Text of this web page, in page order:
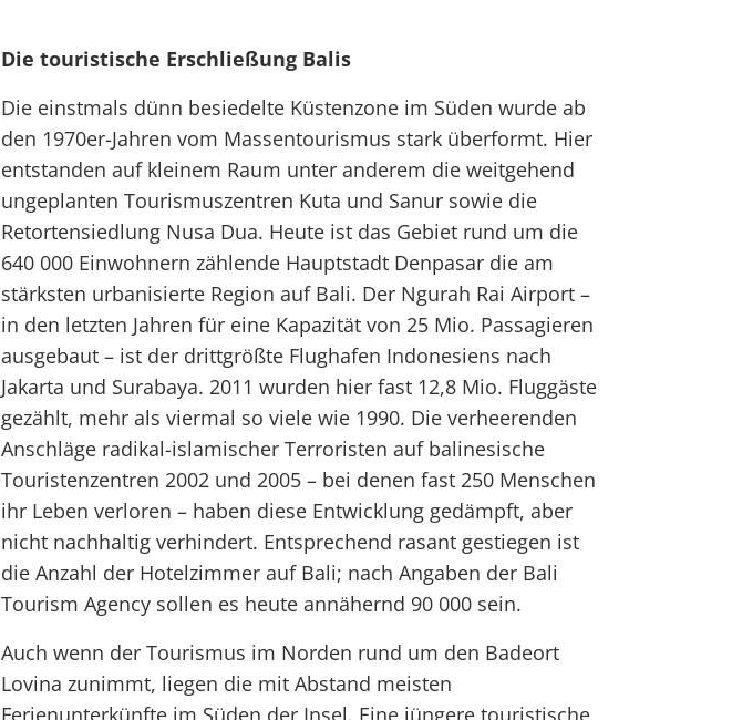
Die touristische Erschließung Balis
Die einstmals dünn besiedelte Küstenzone im Süden wurde ab
den 1970er-Jahren vom Massentourismus stark überformt. Hier
entstanden auf kleinem Raum unter anderem die weitgehend
ungeplanten Tourismuszentren Kuta und Sanur sowie die
Retortensiedlung Nusa Dua. Heute ist das Gebiet rund um die
640 000 Einwohnern zählende Hauptstadt Denpasar die am
stärksten urbanisierte Region auf Bali. Der Ngurah Rai Airport –
in den letzten Jahren für eine Kapazität von 25 Mio. Passagieren
ausgebaut – ist der drittgrößte Flughafen Indonesiens nach
Jakarta und Surabaya. 2011 wurden hier fast 12,8 Mio. Fluggäste
gezählt, mehr als viermal so viele wie 1990. Die verheerenden
Anschläge radikal-islamischer Terroristen auf balinesische
Touristenzentren 2002 und 2005 – bei denen fast 250 Menschen
ihr Leben verloren – haben diese Entwicklung gedämpft, aber
nicht nachhaltig verhindert. Entsprechend rasant gestiegen ist
die Anzahl der Hotelzimmer auf Bali; nach Angaben der Bali
Tourism Agency sollen es heute annähernd 90 000 sein.
Auch wenn der Tourismus im Norden rund um den Badeort
Lovina zunimmt, liegen die mit Abstand meisten
Ferienunterkünfte im Süden der Insel. Eine jüngere touristische